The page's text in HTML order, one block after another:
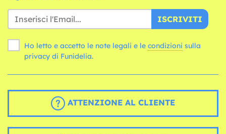
ISCRIVITI
Ho letto e accetto le note legali e le condizioni
privacy di Funidelia.
ATTENZIONE AL CLIENTE